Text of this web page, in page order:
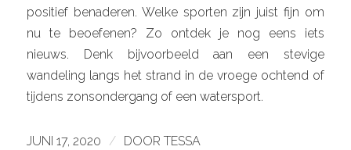
positief benaderen. Welke sporten zijn juist fijn om
nu te beoefenen? Zo ontdek je nog eens iets
nieuws. Denk bijvoorbeeld aan een stevige
wandeling langs het strand in de vroege ochtend of
tijdens zonsondergang of een watersport.
JUNI 17, 2020 / DOOR TESSA